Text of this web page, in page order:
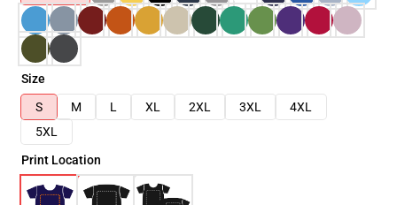
Size
S
M L XL 2XL 3XL
4XL
5XL
Print Location